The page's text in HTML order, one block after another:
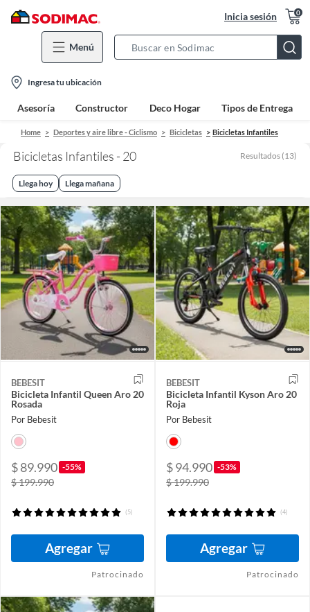
Inicia sesión 0
Menú
Bar
location-
icon
Ingresa tu ubicación
Asesoría Constructor Deco Hogar Tipos de Entrega
Home Deportes y aire libre - Ciclismo Bicicletas Bicicletas Infantiles
Bicicletas Infantiles - 20 Resultados (13)
Llega hoy Llega mañana
BEBESIT
Bicicleta Infantil Queen Aro 20
Rosada
Por Bebesit
$ 89.990 -55%
$ 199.990
(5)
Agregar
Patrocinado
BEBESIT
Bicicleta Infantil Kyson Aro 20
Roja
Por Bebesit
$ 94.990 -53%
$ 199.990
(4)
Agregar
Patrocinado